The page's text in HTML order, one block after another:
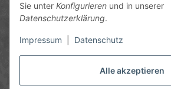
Alle akzeptieren
Sie unter Konfigurieren und in unserer
Datenschutzerklärung.
Impressum Datenschutz
info@chemics.eu